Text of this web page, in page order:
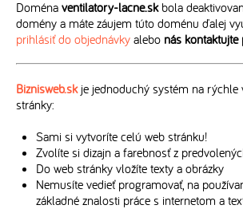
Doména ventilatory-lacne.skbola
domény a máte záujem túto doménu ďalej
prihlásiť do objednávky alebo nás
Biznisweb.skje jednoduchý systém na rýchle
stránky:
Sami si vytvoríte celú web stránku!
Zvolíte si dizajn a farebnosť z
Do web stránky vložíte texty a obrázky
Nemusíte vedieť programovať, na
základné znalosti práce s internetom a